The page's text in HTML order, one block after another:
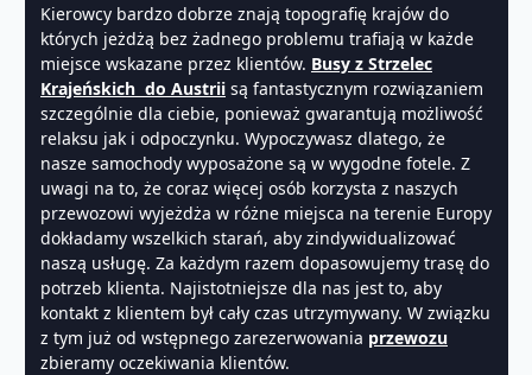
Kierowcy bardzo dobrze znają topografię krajów do
których jeżdżą bez żadnego problemu trafiają w każde
miejsce wskazane przez klientów. Busy z Strzelec
Krajeńskich do Austrii są fantastycznym rozwiązaniem
szczególnie dla ciebie, ponieważ gwarantują możliwość
relaksu jak i odpoczynku. Wypoczywasz dlatego, że
nasze samochody wyposażone są w wygodne fotele. Z
uwagi na to, że coraz więcej osób korzysta z naszych
przewozowi wyjeżdża w różne miejsca na terenie Europy
dokładamy wszelkich starań, aby zindywidualizować
naszą usługę. Za każdym razem dopasowujemy trasę do
potrzeb klienta. Najistotniejsze dla nas jest to, aby
kontakt z klientem był cały czas utrzymywany. W związku
z tym już od wstępnego zarezerwowania przewozu
zbieramy oczekiwania klientów.